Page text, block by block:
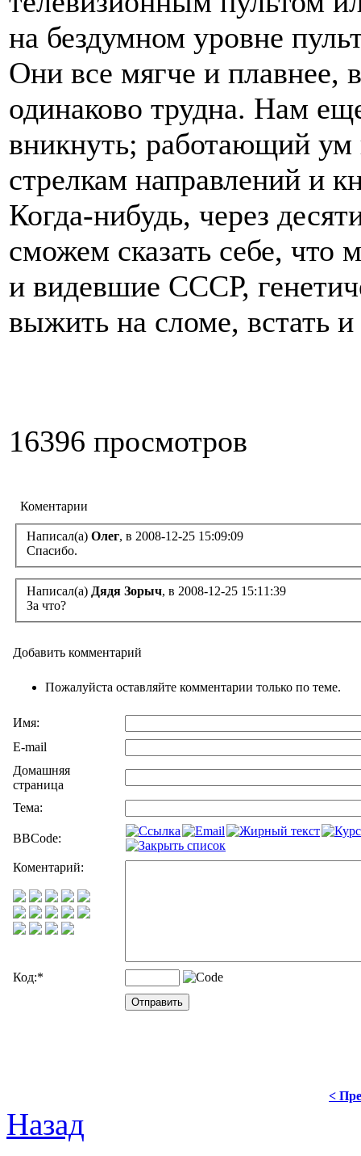
на бездумном уровне
Они все мягче и плавнее,
одинаково трудна. Нам
вникнуть; работающий ум
стрелкам направлений и
Когда-нибудь, через
сможем сказать себе,
и видевшие СССР,
выжить на сломе, встать
16396 просмотров
Коментарии
Написал(а) Олег, в 2008-12-25 15:09:09
Спасибо.
Написал(а) Дядя Зорыч, в 2008-12-25 15:11:39
За что?
Добавить комментарий
Пожалуйста оставляйте комментарии только по теме.
Имя:
E-mail
Домашняя
страница
Тема:
BBCode:
Коментарий:
Код:*
<
Назад